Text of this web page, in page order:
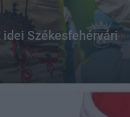
Székesfehérvári